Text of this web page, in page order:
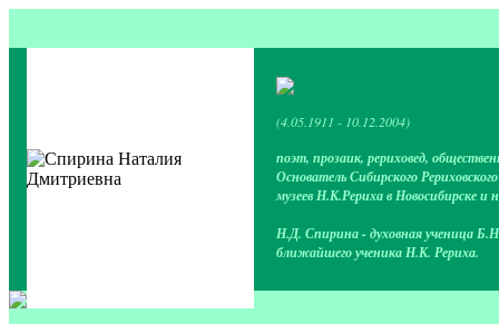
(4.05.1911 - 10.12.2004)
поэт, прозаик, рериховед,
Основатель Сибирского
музеев Н.К.Рериха в Новосибирске и
Н.Д. Спирина - духовная ученица
ближайшего ученика Н.К. Рериха.